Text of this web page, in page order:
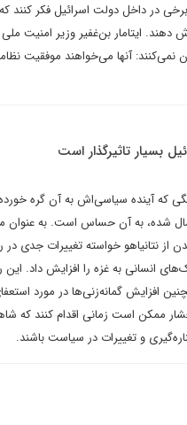
در داخل دولت اسرائیل فکر کنند
ایتامار بن‌غفیر وزیر امنیت
نمی‌کنند: آنها می‌خواهند موفقیت
بسیار تاثیرگذار است
که آینده سیاسی‌اش به آن گره
شده، به آن حساس است. به عنوان
از نتانیاهو خواسته تغییرات جدی در
انسانی به غزه را افزایش داد. این
افزایش گمانه‌زنی‌ها در مورد
ممکن است زمانی اقدام کنند که
و تغییرات در سیاست باشند.